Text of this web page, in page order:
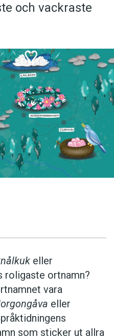
och vackraste
eller
roligaste ortnamn?
vara
eller
som sticker ut allra